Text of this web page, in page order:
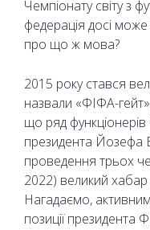
Чемпіонату світу з
федерація досі може
про що ж мова?
2015 року стався
назвали «ФІФА-
що ряд
президента Йозефа
проведення трьох
2022) великий
Нагадаємо,
позиції президента